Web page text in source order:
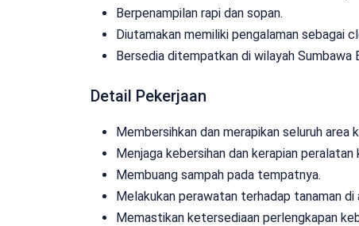
Berpenampilan rapi dan sopan.
Diutamakan memiliki pengalaman sebagai
Bersedia ditempatkan di wilayah Sumbawa
Detail Pekerjaan
Membersihkan dan merapikan seluruh
Menjaga kebersihan dan kerapian peralatan
Membuang sampah pada tempatnya.
Melakukan perawatan terhadap tanaman di
Memastikan ketersediaan perlengkapan